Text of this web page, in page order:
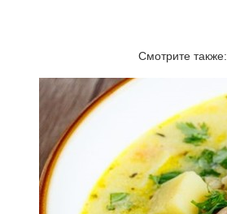
Смотрите также: